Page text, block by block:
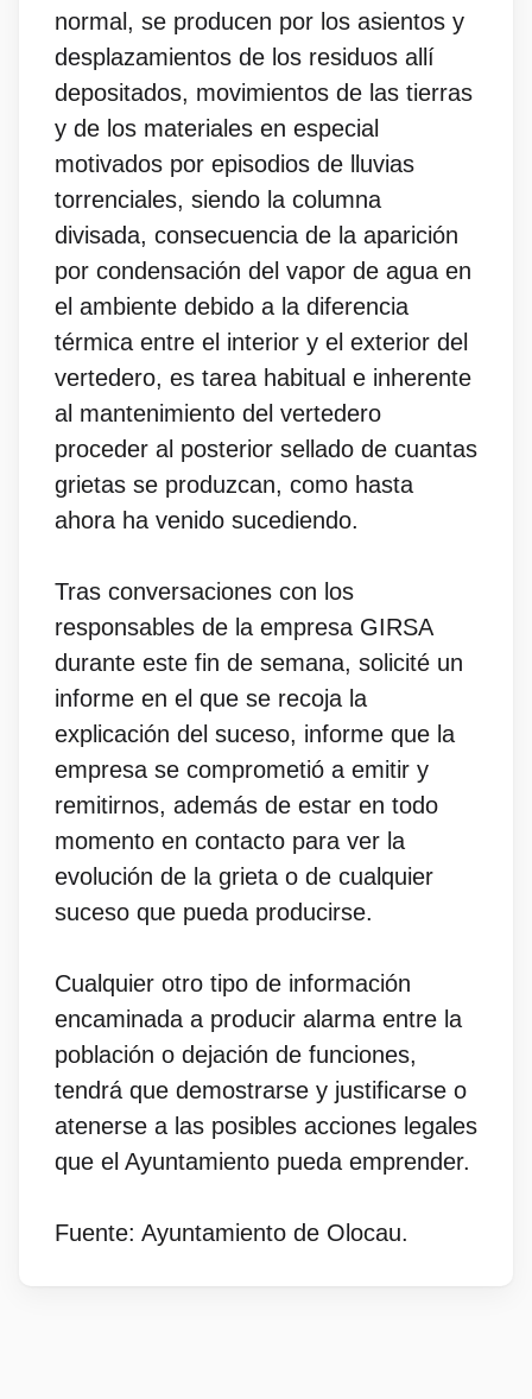
normal, se producen por los asientos y
desplazamientos de los residuos allí
depositados, movimientos de las tierras
y de los materiales en especial
motivados por episodios de lluvias
torrenciales, siendo la columna
divisada, consecuencia de la aparición
por condensación del vapor de agua en
el ambiente debido a la diferencia
térmica entre el interior y el exterior del
vertedero, es tarea habitual e inherente
al mantenimiento del vertedero
proceder al posterior sellado de cuantas
grietas se produzcan, como hasta
ahora ha venido sucediendo.
Tras conversaciones con los
responsables de la empresa GIRSA
durante este fin de semana, solicité un
informe en el que se recoja la
explicación del suceso, informe que la
empresa se comprometió a emitir y
remitirnos, además de estar en todo
momento en contacto para ver la
evolución de la grieta o de cualquier
suceso que pueda producirse.
Cualquier otro tipo de información
encaminada a producir alarma entre la
población o dejación de funciones,
tendrá que demostrarse y justificarse o
atenerse a las posibles acciones legales
que el Ayuntamiento pueda emprender.
Fuente: Ayuntamiento de Olocau.